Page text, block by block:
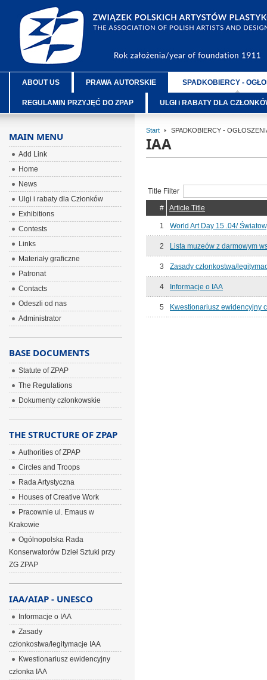
ABOUT US PRAWA AUTORSKIE SPADKOBIERCY -
REGULAMIN PRZYJĘĆ DO ZPAP ULGI i RABATY DLA
Start SPADKOBIERCY -
IAA
Title Filter
#
Article Title
1 World Art Day 15 .04/
2 Lista muzeów z darmowym
3 Zasady członkostwa/
4 Informacje o IAA
5 Kwestionariusz ewidencyjny
MAIN MENU
Add Link
Home
News
Ulgi i rabaty dla Członków
Exhibitions
Contests
Links
Materiały graficzne
Patronat
Contacts
Odeszli od nas
Administrator
BASE DOCUMENTS
Statute of ZPAP
The Regulations
Dokumenty członkowskie
THE STRUCTURE OF ZPAP
Authorities of ZPAP
Circles and Troops
Rada Artystyczna
Houses of Creative Work
Pracownie ul. Emaus w
Krakowie
Ogólnopolska Rada
Konserwatorów Dzieł Sztuki przy
ZG ZPAP
IAA/AIAP - UNESCO
Informacje o IAA
Zasady
członkostwa/legitymacje IAA
Kwestionariusz ewidencyjny
członka IAA